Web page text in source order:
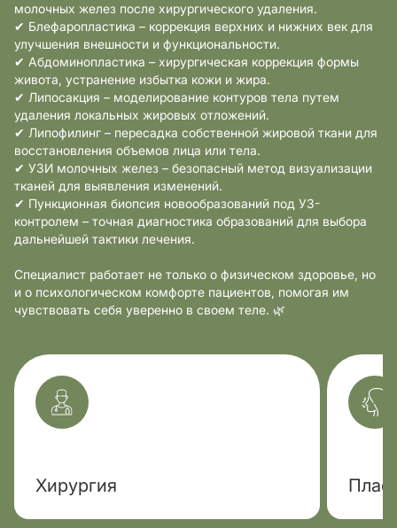
молочных желез после хирургического удаления.
✔ Блефаропластика – коррекция верхних и нижних век для
улучшения внешности и функциональности.
✔ Абдоминопластика – хирургическая коррекция формы
живота, устранение избытка кожи и жира.
✔ Липосакция – моделирование контуров тела путем
удаления локальных жировых отложений.
✔ Липофилинг – пересадка собственной жировой ткани для
восстановления объемов лица или тела.
✔ УЗИ молочных желез – безопасный метод визуализации
тканей для выявления изменений.
✔ Пункционная биопсия новообразований под УЗ-
контролем – точная диагностика образований для выбора
дальнейшей тактики лечения.
Специалист работает не только о физическом здоровье, но
и о психологическом комфорте пациентов, помогая им
чувствовать себя уверенно в своем теле. 🌿
Хирургия